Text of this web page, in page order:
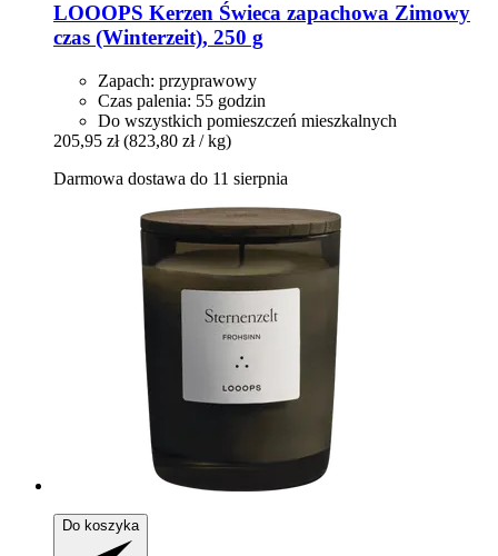
LOOOPS Kerzen Świeca zapachowa Zimowy
czas (Winterzeit), 250 g
Zapach: przyprawowy
Czas palenia: 55 godzin
Do wszystkich pomieszczeń mieszkalnych
205,95 zł (823,80 zł / kg)
Darmowa dostawa do 11 sierpnia
Do koszyka